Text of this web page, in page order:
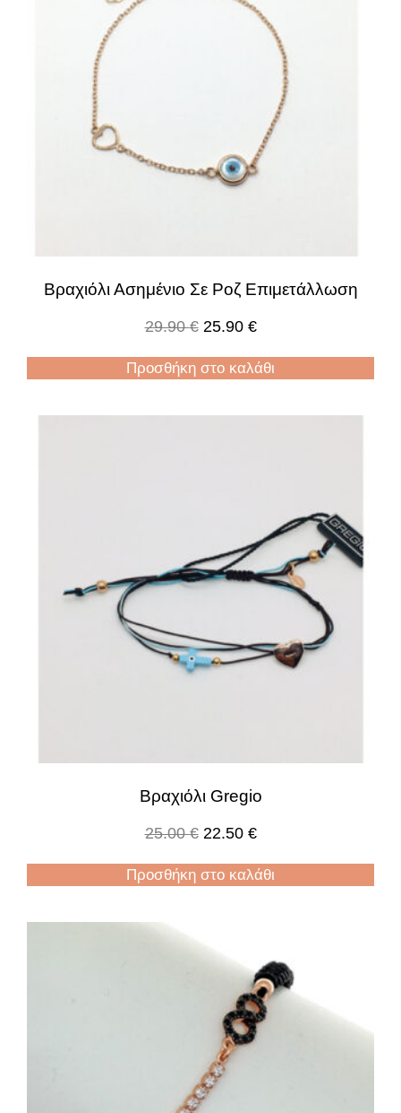
Βραχιόλι Ασημένιο Σε Ροζ Επιμετάλλωση
29.90€ 25.90 €
Προσθήκη στο καλάθι
Βραχιόλι Gregio
25.00€ 22.50 €
Προσθήκη στο καλάθι